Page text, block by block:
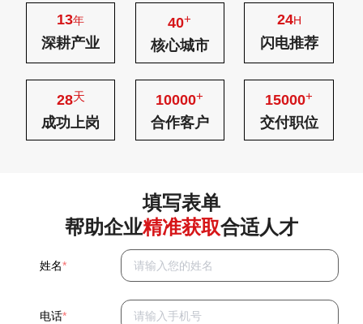
13年
深耕产业
40+
核心城市
24H
闪电推荐
28天
成功上岗
10000+
合作客户
15000+
交付职位
填写表单
帮助企业精准获取合适人才
姓名*
电话*